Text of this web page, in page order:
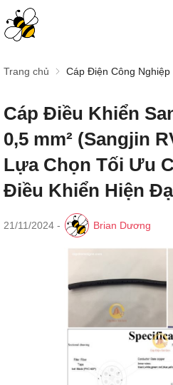
Trang chủ Cáp Điện Công Nghiệp
Cáp Điều Khiển
0,5 mm² (Sangjin
Lựa Chọn Tối Ưu
Điều Khiển Hiện
21/11/2024 - Brian Dương